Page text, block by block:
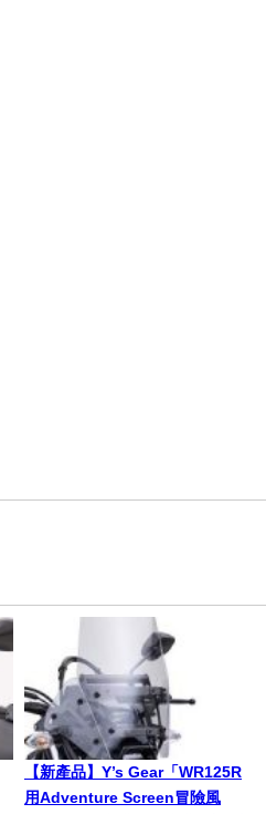
【新產品】Y’s Gear「WR125R
用Adventure Screen冒險風